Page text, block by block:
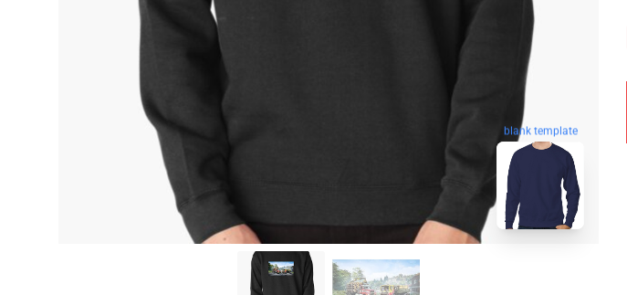
blank template